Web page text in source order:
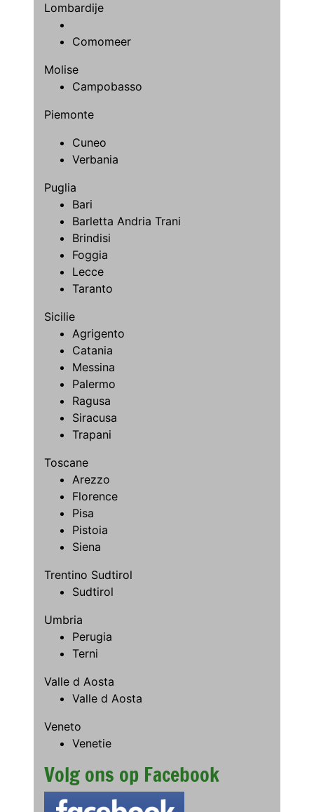
Lombardije
Comomeer
Molise
Campobasso
Piemonte
Cuneo
Verbania
Puglia
Bari
Barletta Andria Trani
Brindisi
Foggia
Lecce
Taranto
Sicilie
Agrigento
Catania
Messina
Palermo
Ragusa
Siracusa
Trapani
Toscane
Arezzo
Florence
Pisa
Pistoia
Siena
Trentino Sudtirol
Sudtirol
Umbria
Perugia
Terni
Valle d Aosta
Valle d Aosta
Veneto
Venetie
Volg ons op Facebook